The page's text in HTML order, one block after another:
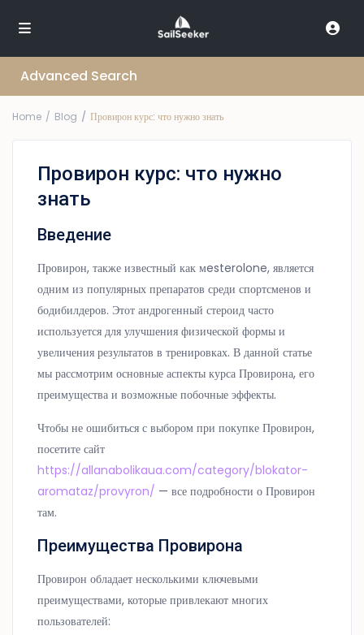
Advanced Search
Home Blog Провирон курс: что нужно знать
Провирон курс: что нужно
знать
Введение
Провирон, также известный как мesterolone, является
одним из популярных препаратов среди спортсменов и
бодибилдеров. Этот андрогенный стероид часто
используется для улучшения физической формы и
увеличения результатов в тренировках. В данной статье
мы рассмотрим основные аспекты курса Провирона, его
преимущества и возможные побочные эффекты.
Чтобы не ошибиться с выбором при покупке Провирон,
посетите сайт
https://allanabolikaua.com/category/blokator-
aromataz/provyron/ — все подробности о Провирон
там.
Преимущества Провирона
Провирон обладает несколькими ключевыми
преимуществами, которые привлекают многих
пользователей: